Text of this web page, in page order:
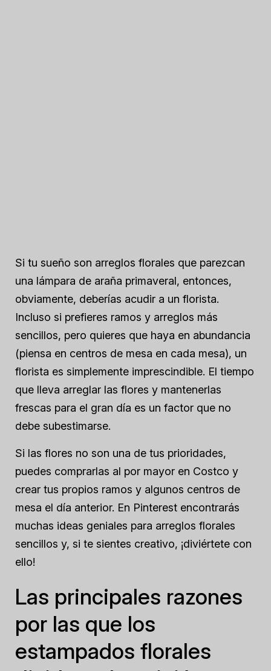
Si tu sueño son arreglos florales que parezcan
una lámpara de araña primaveral, entonces,
obviamente, deberías acudir a un florista.
Incluso si prefieres ramos y arreglos más
sencillos, pero quieres que haya en abundancia
(piensa en centros de mesa en cada mesa), un
florista es simplemente imprescindible. El tiempo
que lleva arreglar las flores y mantenerlas
frescas para el gran día es un factor que no
debe subestimarse.
Si las flores no son una de tus prioridades,
puedes comprarlas al por mayor en Costco y
crear tus propios ramos y algunos centros de
mesa el día anterior. En Pinterest encontrarás
muchas ideas geniales para arreglos florales
sencillos y, si te sientes creativo, ¡diviértete con
ello!
Las principales razones
por las que los
estampados florales